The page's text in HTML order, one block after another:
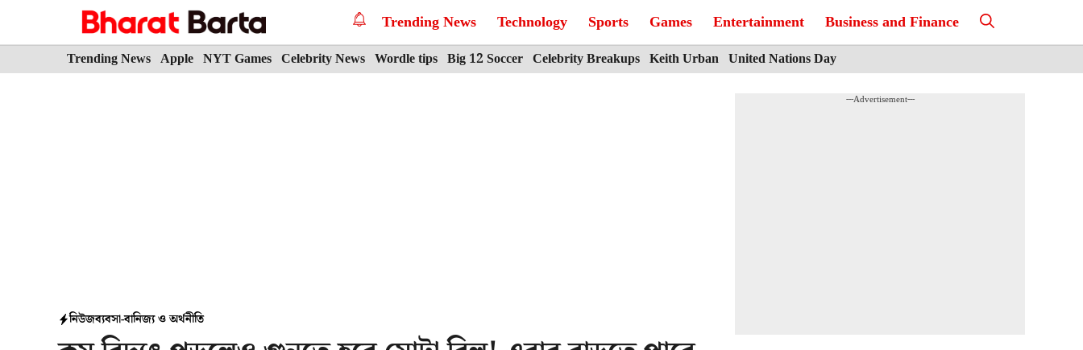
Trending News Technology Sports Games Entertainment Business and Finance
Trending News Apple NYT Games Celebrity News Wordle tips Big 12 Soccer Celebrity Breakups Keith Urban United Nations Day
নিউজব্যবসা-বানিজ্য ও অর্থনীতি
---Advertisement---